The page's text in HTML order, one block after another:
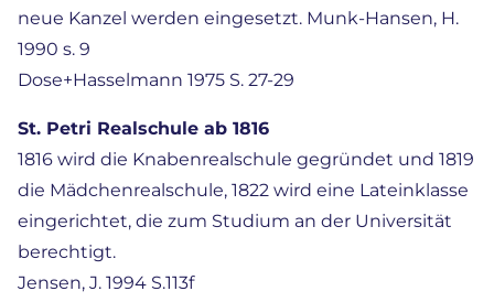
neue Kanzel werden eingesetzt. Munk-Hansen, H.
1990 s. 9
Dose+Hasselmann 1975 S. 27-29
St. Petri Realschule ab 1816
1816 wird die Knabenrealschule gegründet und 1819
die Mädchenrealschule, 1822 wird eine Lateinklasse
eingerichtet, die zum Studium an der Universität
berechtigt.
Jensen, J. 1994 S.113f